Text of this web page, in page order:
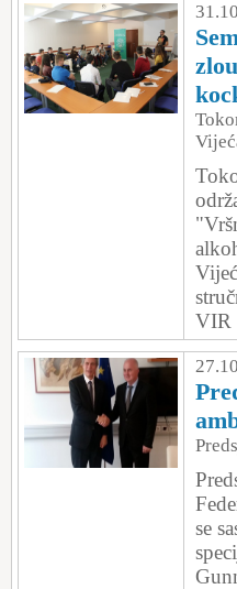
VIR
se